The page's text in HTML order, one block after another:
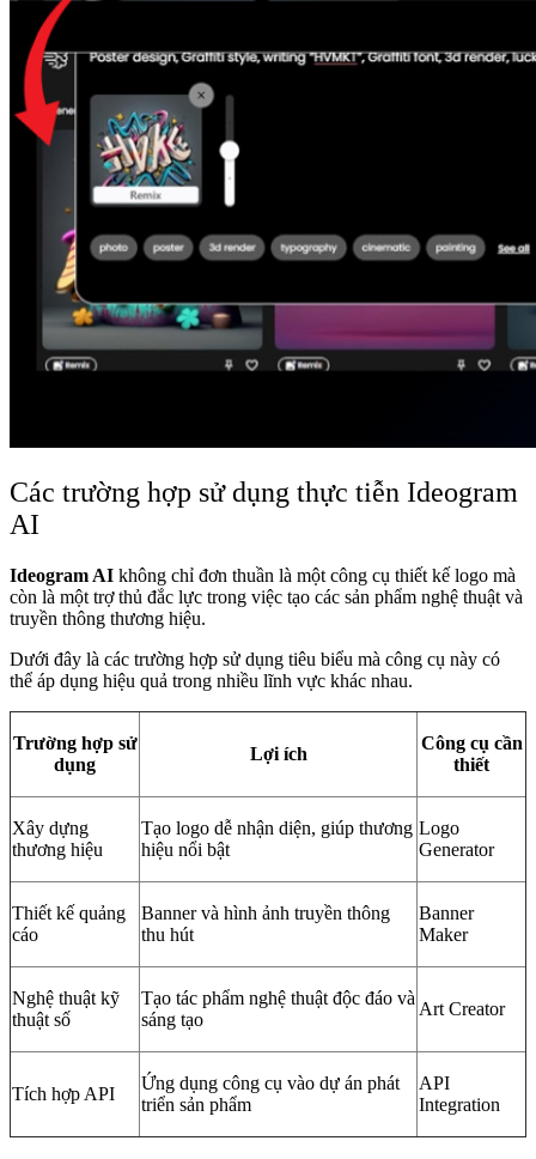
Các trường hợp sử dụng thực tiễn Ideogram
AI
Ideogram AI không chỉ đơn thuần là một công cụ thiết kế logo mà
còn là một trợ thủ đắc lực trong việc tạo các sản phẩm nghệ thuật và
truyền thông thương hiệu.
Dưới đây là các trường hợp sử dụng tiêu biểu mà công cụ này có
thể áp dụng hiệu quả trong nhiều lĩnh vực khác nhau.
Trường hợp sử
dụng
Lợi ích
Công cụ cần
thiết
Xây dựng
thương hiệu
Tạo logo dễ nhận diện, giúp thương
hiệu nổi bật
Logo
Generator
Thiết kế quảng
cáo
Banner và hình ảnh truyền thông
thu hút
Banner
Maker
Nghệ thuật kỹ
thuật số
Tạo tác phẩm nghệ thuật độc đáo và
sáng tạo
Art Creator
Tích hợp API
Ứng dụng công cụ vào dự án phát
triển sản phẩm
API
Integration